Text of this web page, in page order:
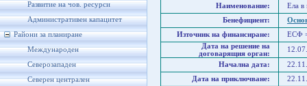
Развитие на чов. ресурси
Административен капацитет
Райони за планиране
Международен
Северозападен
Северен централен
Наименование:
Ела в
Бенефициент:
Източник на финансиране:
ЕСФ
Дата на решение на
договарящия орган:
Начална дата:
Дата на приключване: